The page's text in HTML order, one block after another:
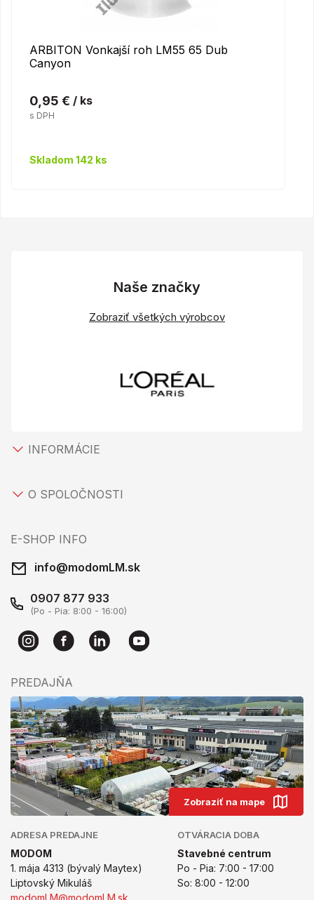
ARBITON Vonkajší roh LM55 65 Dub
Canyon
0,95 € / ks
s DPH
Skladom 142 ks
Naše značky
Zobraziť všetkých výrobcov
INFORMÁCIE
O SPOLOČNOSTI
E-SHOP INFO
info@modomLM.sk
0907 877 933
(Po - Pia: 8:00 - 16:00)
PREDAJŇA
Zobraziť na mape
ADRESA PREDAJNE
MODOM
1. mája 4313 (bývalý Maytex)
Liptovský Mikuláš
modomLM@modomLM.sk
OTVÁRACIA DOBA
Stavebné centrum
Po - Pia: 7:00 - 17:00
So: 8:00 - 12:00